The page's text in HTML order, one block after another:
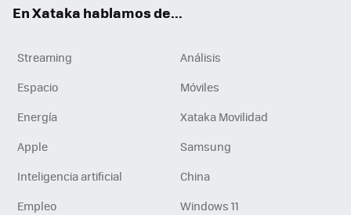
En Xataka hablamos de...
Streaming
Análisis
Espacio
Móviles
Energía
Xataka Movilidad
Apple
Samsung
Inteligencia artificial
China
Empleo
Windows 11